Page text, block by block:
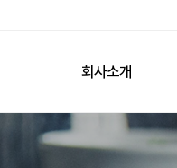
회사소개